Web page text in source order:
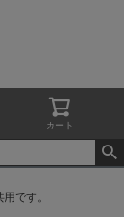
カート
です。